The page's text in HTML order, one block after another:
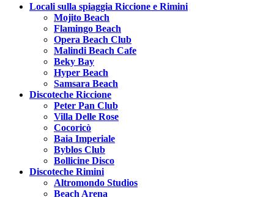
Locali sulla spiaggia Riccione e Rimini
Mojito Beach
Flamingo Beach
Opera Beach Club
Malindi Beach Cafe
Beky Bay
Hyper Beach
Samsara Beach
Discoteche Riccione
Peter Pan Club
Villa Delle Rose
Cocoricò
Baia Imperiale
Byblos Club
Bollicine Disco
Discoteche Rimini
Altromondo Studios
Beach Arena